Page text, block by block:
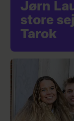
Jørn
store
Tarok